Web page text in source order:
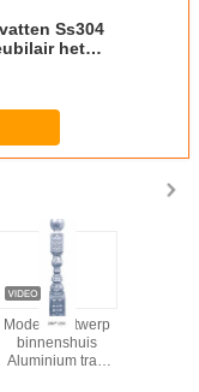
Ss304
het
Modern ontwerp
binnenshuis
Aluminium trap